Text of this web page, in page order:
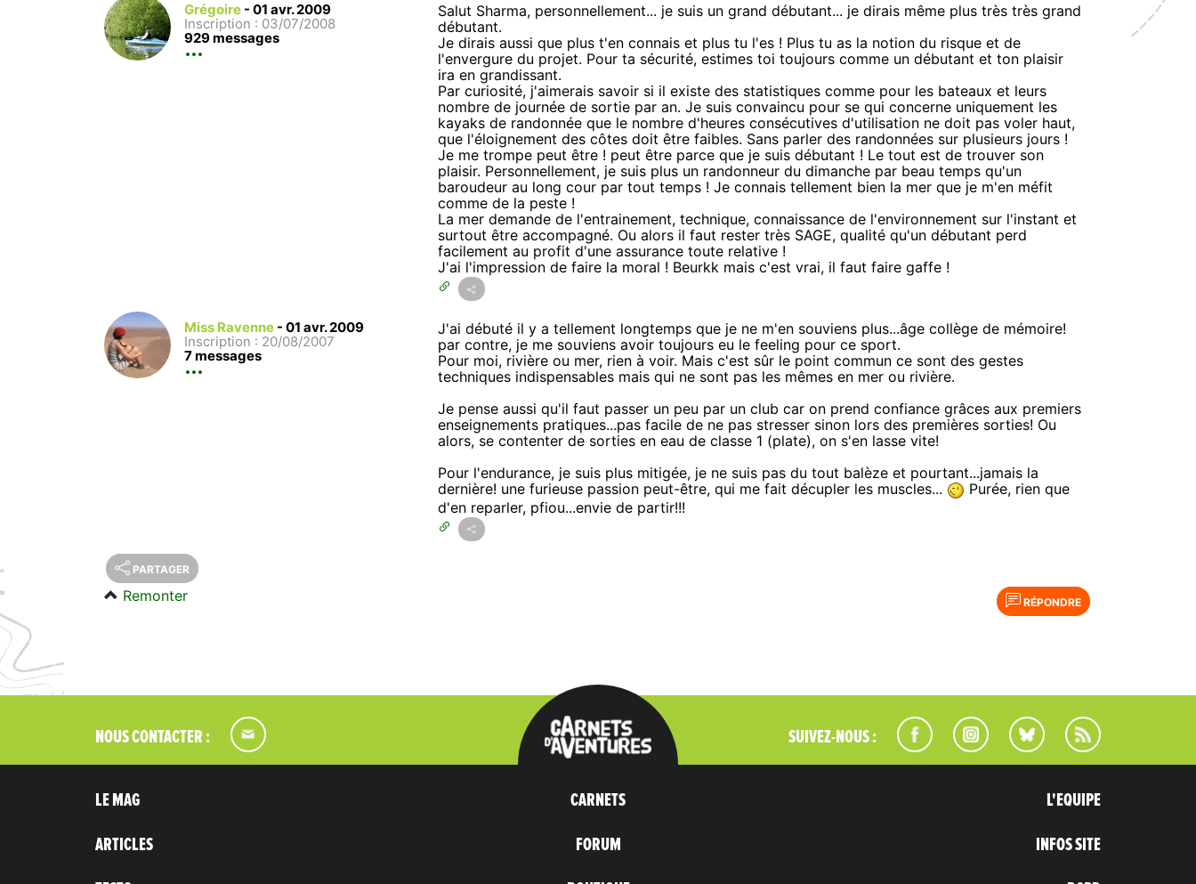
Grégoire - 01 avr. 2009
Inscription : 03/07/2008
929 messages
Salut Sharma, personnellement... je suis un grand débutant... je dirais même plus très très grand
débutant.
Je dirais aussi que plus t'en connais et plus tu l'es ! Plus tu as la notion du risque et de
l'envergure du projet. Pour ta sécurité, estimes toi toujours comme un débutant et ton plaisir
ira en grandissant.
Par curiosité, j'aimerais savoir si il existe des statistiques comme pour les bateaux et leurs
nombre de journée de sortie par an. Je suis convaincu pour se qui concerne uniquement les
kayaks de randonnée que le nombre d'heures consécutives d'utilisation ne doit pas voler haut,
que l'éloignement des côtes doit être faibles. Sans parler des randonnées sur plusieurs jours !
Je me trompe peut être ! peut être parce que je suis débutant ! Le tout est de trouver son
plaisir. Personnellement, je suis plus un randonneur du dimanche par beau temps qu'un
baroudeur au long cour par tout temps ! Je connais tellement bien la mer que je m'en méfit
comme de la peste !
La mer demande de l'entrainement, technique, connaissance de l'environnement sur l'instant et
surtout être accompagné. Ou alors il faut rester très SAGE, qualité qu'un débutant perd
facilement au profit d'une assurance toute relative !
J'ai l'impression de faire la moral ! Beurkk mais c'est vrai, il faut faire gaffe !
Miss Ravenne - 01 avr. 2009
Inscription : 20/08/2007
7 messages
J'ai débuté il y a tellement longtemps que je ne m'en souviens plus...âge collège de mémoire!
par contre, je me souviens avoir toujours eu le feeling pour ce sport.
Pour moi, rivière ou mer, rien à voir. Mais c'est sûr le point commun ce sont des gestes
techniques indispensables mais qui ne sont pas les mêmes en mer ou rivière.
Je pense aussi qu'il faut passer un peu par un club car on prend confiance grâces aux premiers
enseignements pratiques...pas facile de ne pas stresser sinon lors des premières sorties! Ou
alors, se contenter de sorties en eau de classe 1 (plate), on s'en lasse vite!
Pour l'endurance, je suis plus mitigée, je ne suis pas du tout balèze et pourtant...jamais la
dernière! une furieuse passion peut-être, qui me fait décupler les muscles...
Purée, rien que
d'en reparler, pfiou...envie de partir!!!
PARTAGER
RÉPONDRE
Remonter
NOUS CONTACTER : SUIVEZ-NOUS :
LE MAG
ARTICLES
CARNETS
FORUM
L'EQUIPE
INFOS SITE